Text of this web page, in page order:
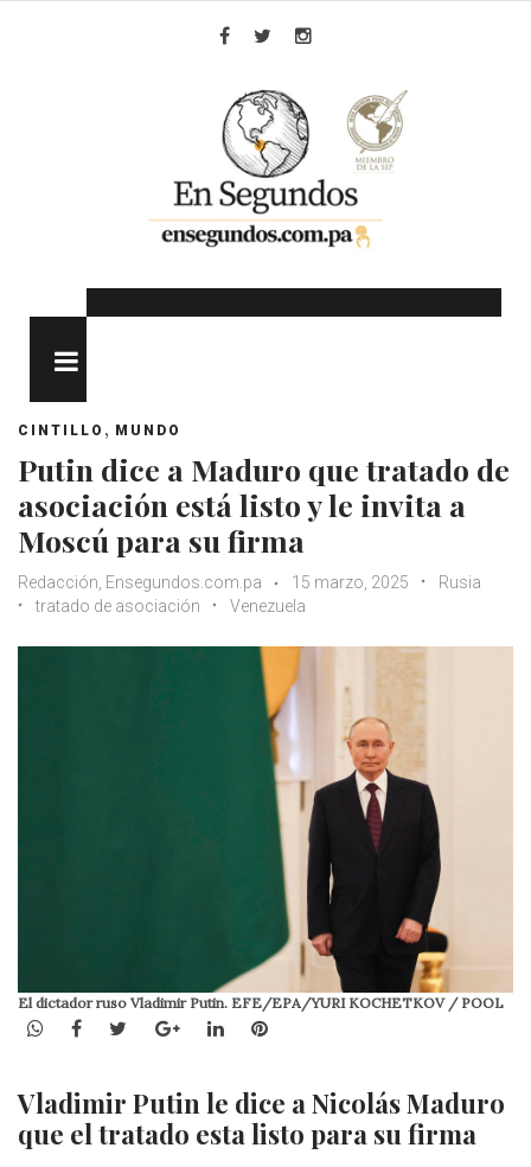
CINTILLO , MUNDO
Putin dice a Maduro que tratado de
asociación está listo y le invita a
Moscú para su firma
Redacción, Ensegundos.com.pa 15 marzo, 2025
Rusia
tratado de asociación
Venezuela
El dictador ruso Vladimir Putin. EFE/EPA/YURI KOCHETKOV / POOL
WhatsApp
Facebook
TwitterGoogle+LinkedInPinterest
Vladimir Putin le dice a Nicolás Maduro
que el tratado esta listo para su firma